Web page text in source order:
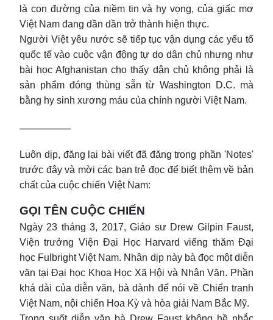
là con đường của niềm tin và hy vọng, của giấc mơ
Việt Nam đang dần dần trở thành hiện thực.
Người Việt yêu nước sẽ tiếp tục vận dụng các yếu tố
quốc tế vào cuộc vận động tự do dân chủ nhưng như
bài học Afghanistan cho thấy dân chủ không phải là
sản phẩm đóng thùng sẵn từ Washington D.C. mà
bằng hy sinh xương máu của chính người Việt Nam.
Luôn dịp, đăng lại bài viết đã đăng trong phần 'Notes'
trước đây và mời các bạn trẻ đọc để biết thêm về bản
chất của cuộc chiến Việt Nam:
GỌI TÊN CUỘC CHIẾN
Ngày 23 tháng 3, 2017, Giáo sư Drew Gilpin Faust,
Viện trưởng Viện Đại Học Harvard viếng thăm Đại
học Fulbright Việt Nam. Nhân dịp này bà đọc một diễn
văn tại Đại học Khoa Học Xã Hội và Nhân Văn. Phần
khá dài của diễn văn, bà dành để nói về Chiến tranh
Việt Nam, nội chiến Hoa Kỳ và hòa giải Nam Bắc Mỹ.